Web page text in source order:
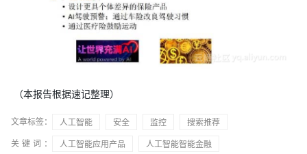
（本报告根据速记整理）
文章标签： 人工智能 安全 监控
搜索推荐
关键词：
人工智能应用产品
人工智能智能金融